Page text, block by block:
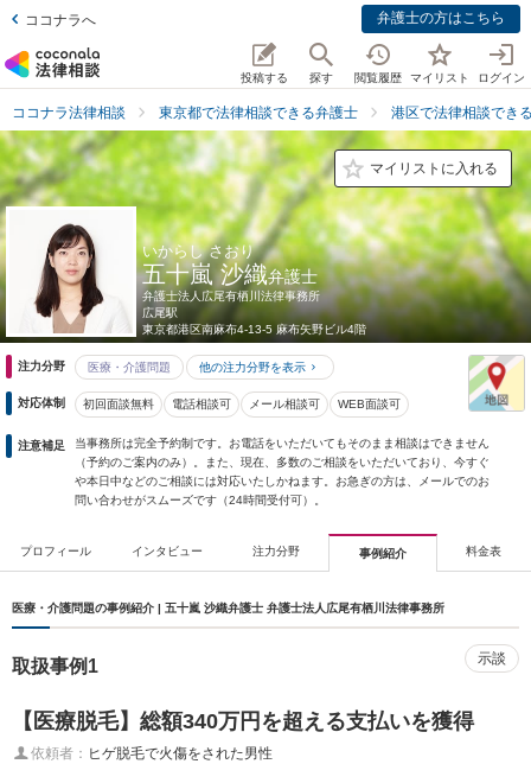
ココナラへ 弁護士の方はこちら
投稿する 探す 閲覧履歴 マイリスト ログイン
ココナラ法律相談 東京都で法律相談できる弁護士 港区で法律相談でき
マイリストに入れる
いからし さおり
五十嵐 沙織弁護士
弁護士法人広尾有栖川法律事務所
広尾駅
東京都港区南麻布4-13-5 麻布矢野ビル4階
注力分野 医療・介護問題 他の注力分野を表示
対応体制 初回面談無料 電話相談可 メール相談可 WEB面談可
注意補足
当事務所は完全予約制です。お電話をいただいてもそのまま相談はできません
（予約のご案内のみ）。また、現在、多数のご相談をいただいており、今すぐ
や本日中などのご相談には対応いたしかねます。お急ぎの方は、メールでのお
問い合わせがスムーズです（24時間受付可）。
プロフィール インタビュー 注力分野 事例紹介 料金表
医療・介護問題の事例紹介 | 五十嵐 沙織弁護士 弁護士法人広尾有栖川法律事務所
取扱事例1 示談
【医療脱毛】総額340万円を超える支払いを獲得
依頼者： ヒゲ脱毛で火傷をされた男性